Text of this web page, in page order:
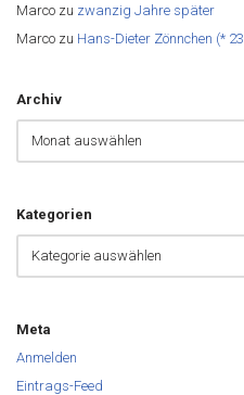
Marco zu zwanzig Jahre später
Marco zu Hans-Dieter Zönnchen (*
Archiv
Kategorien
Meta
Anmelden
Eintrags-Feed